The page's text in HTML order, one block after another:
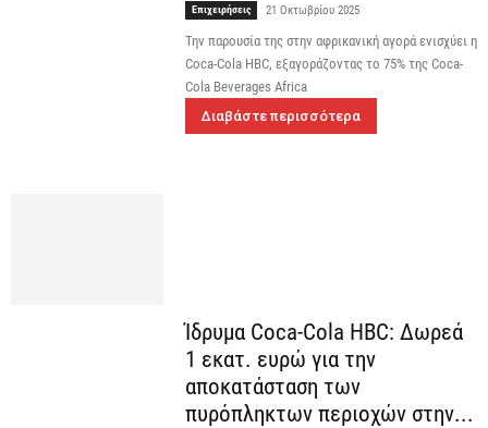
Επιχειρήσεις 21 Οκτωβρίου 2025
Την παρουσία της στην αφρικανική αγορά ενισχύει η
Coca-Cola HBC, εξαγοράζοντας το 75% της Coca-
Cola Beverages Africa
Διαβάστε περισσότερα
Ίδρυμα Coca-Cola HBC: Δωρεά
1 εκατ. ευρώ για την
αποκατάσταση των
πυρόπληκτων περιοχών στην...